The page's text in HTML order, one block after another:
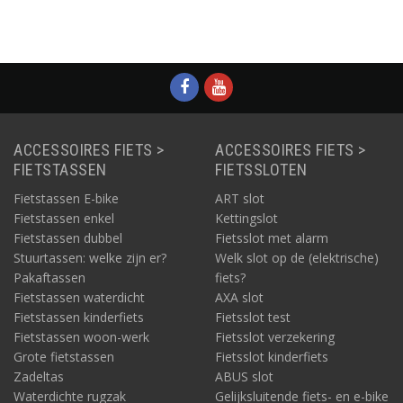
ACCESSOIRES FIETS >
FIETSTASSEN
Fietstassen E-bike
Fietstassen enkel
Fietstassen dubbel
Stuurtassen: welke zijn er?
Pakaftassen
Fietstassen waterdicht
Fietstassen kinderfiets
Fietstassen woon-werk
Grote fietstassen
Zadeltas
Waterdichte rugzak
ACCESSOIRES FIETS >
FIETSSLOTEN
ART slot
Kettingslot
Fietsslot met alarm
Welk slot op de (elektrische)
fiets?
AXA slot
Fietsslot test
Fietsslot verzekering
Fietsslot kinderfiets
ABUS slot
Gelijksluitende fiets- en e-bike